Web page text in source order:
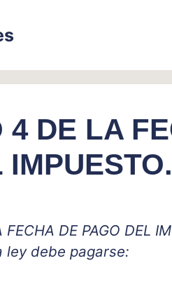
4 DE LA
IMPUESTO.
DE PAGO DEL
ley debe pagarse: